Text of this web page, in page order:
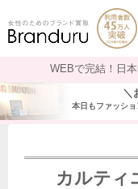
WEBで完結！日
＼
本日もファッシ
カルティ